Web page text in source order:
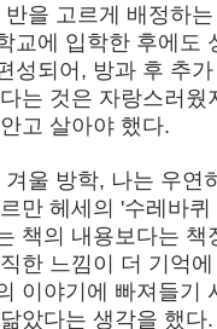
을 고르게 배정하
교에 입학한 후에도
성되어, 방과 후 추
는 것은 자랑스러웠
고 살아야 했다.
울 방학, 나는 우연
만 헤세의 '수레바퀴
책의 내용보다는 책
한 느낌이 더 기억
이야기에 빠져들기
았다는 생각을 했다.